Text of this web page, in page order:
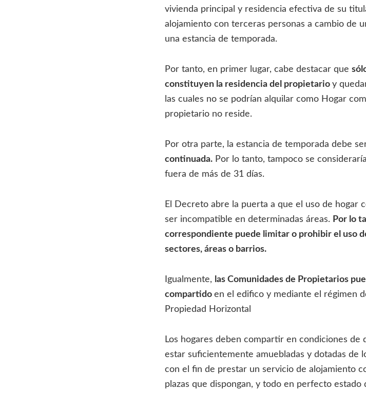
vivienda principal y residencia efectiva de su
alojamiento con terceras personas a cambio de
una estancia de temporada.
Por tanto, en primer lugar, cabe destacar que
constituyen la residencia del propietario y
las cuales no se podrían alquilar como Hogar
propietario no reside.
Por otra parte, la estancia de temporada debe
continuada. Por lo tanto, tampoco se
fuera de más de 31 días.
El Decreto abre la puerta a que el uso de hogar
ser incompatible en determinadas áreas. Por lo
correspondiente puede limitar o prohibir el uso
sectores, áreas o barrios.
Igualmente, las Comunidades de Propietarios
compartido en el edifico y mediante el régimen
Propiedad Horizontal
Los hogares deben compartir en condiciones de
estar suficientemente amuebladas y dotadas de
con el fin de prestar un servicio de alojamiento
plazas que dispongan, y todo en perfecto estado